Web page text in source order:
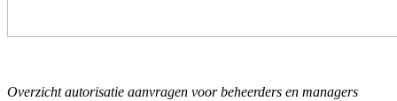
Overzicht autorisatie aanvragen voor beheerders en managers